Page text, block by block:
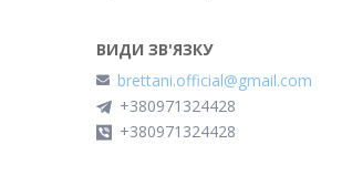
brettani.official@gmail.com
+380971324428
+380971324428